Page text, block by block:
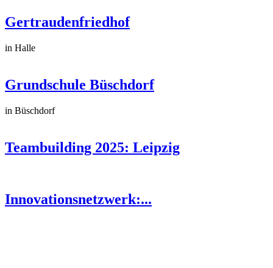
Gertraudenfriedhof
in Halle
Grundschule Büschdorf
in Büschdorf
Teambuilding 2025: Leipzig
Innovationsnetzwerk:...